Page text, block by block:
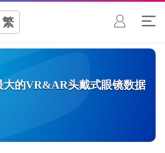
繁
的VR&AR头戴式眼镜数据